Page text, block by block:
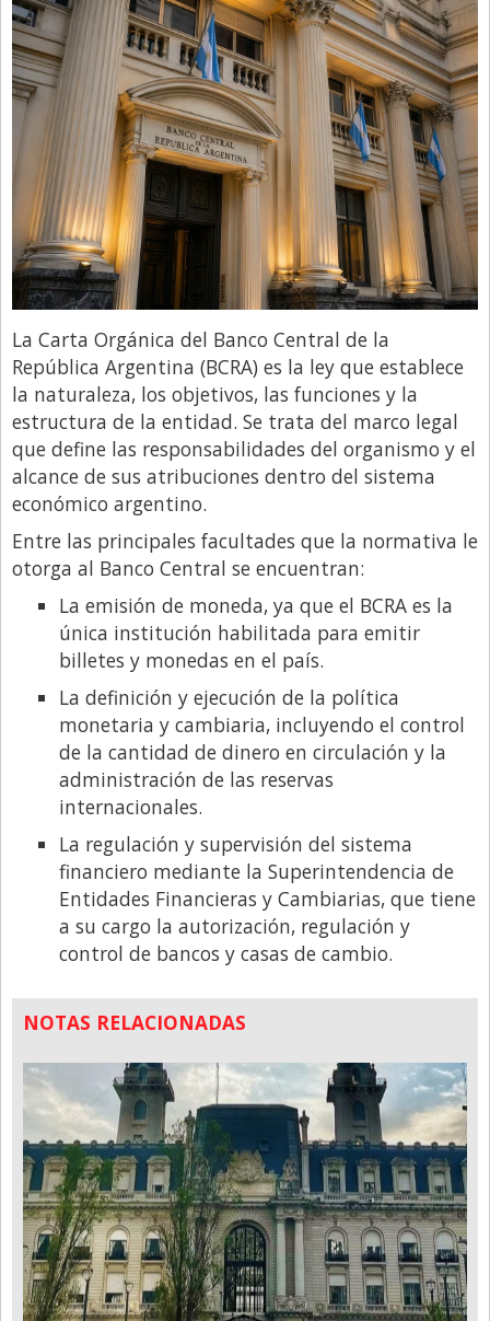
La Carta Orgánica del Banco Central de la
República Argentina (BCRA) es la ley que establece
la naturaleza, los objetivos, las funciones y la
estructura de la entidad. Se trata del marco legal
que define las responsabilidades del organismo y el
alcance de sus atribuciones dentro del sistema
económico argentino.
Entre las principales facultades que la normativa le
otorga al Banco Central se encuentran:
La emisión de moneda, ya que el BCRA es la
única institución habilitada para emitir
billetes y monedas en el país.
La definición y ejecución de la política
monetaria y cambiaria, incluyendo el control
de la cantidad de dinero en circulación y la
administración de las reservas
internacionales.
La regulación y supervisión del sistema
financiero mediante la Superintendencia de
Entidades Financieras y Cambiarias, que tiene
a su cargo la autorización, regulación y
control de bancos y casas de cambio.
NOTAS RELACIONADAS